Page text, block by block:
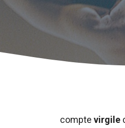
compte virgile